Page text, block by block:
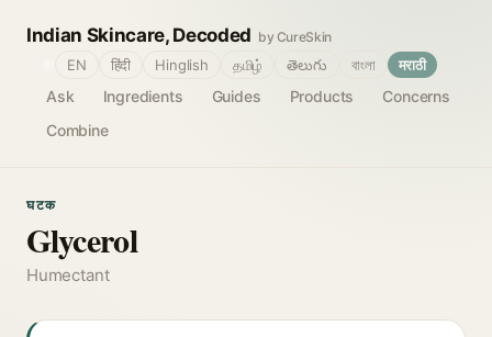
Indian Skincare, Decoded by CureSkin
Ask Ingredients Guides Products
Concerns
Combine
EN हिंदी Hinglish தமிழ் తెలుగు বাংলা मराठी
घटक
Glycerol
Humectant